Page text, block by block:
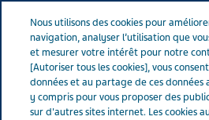
France Nos Produits
TEVA SANTE® 8 mg-12.5 mg (bte de 90)
Nous utilisons des cookies pour
navigation, analyser l’utilisation que
et mesurer votre intérêt pour notre
[Autoriser tous les cookies], vous
données et au partage de ces données
y compris pour vous proposer des
sur d'autres sites internet. Les cookies